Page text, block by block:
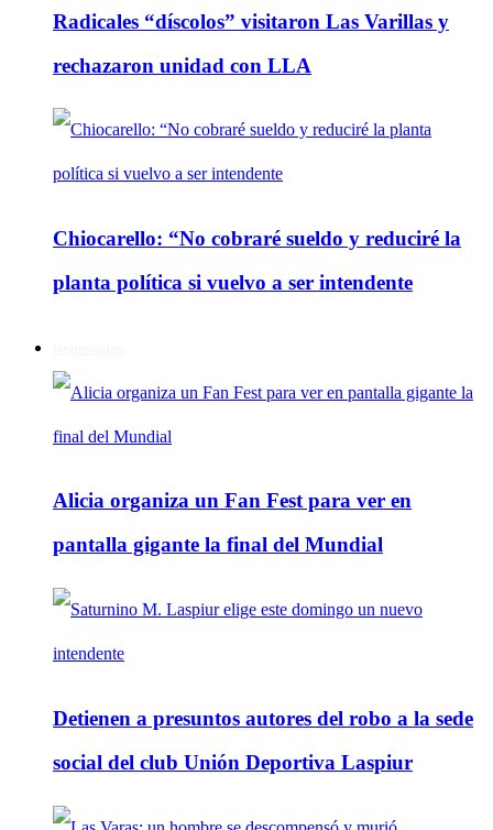
Radicales “díscolos” visitaron Las Varillas y
rechazaron unidad con LLA
Chiocarello: “No cobraré sueldo y reduciré la
planta política si vuelvo a ser intendente
Alicia organiza un Fan Fest para ver en
pantalla gigante la final del Mundial
Detienen a presuntos autores del robo a la sede
social del club Unión Deportiva Laspiur